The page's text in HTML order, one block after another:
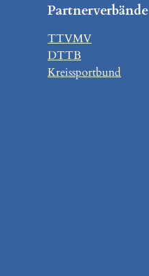
Partnerverbände
TTVMV
DTTB
Kreissportbund